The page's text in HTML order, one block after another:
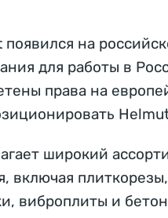
на
для работы в
права на
широкий
включая
виброплиты и